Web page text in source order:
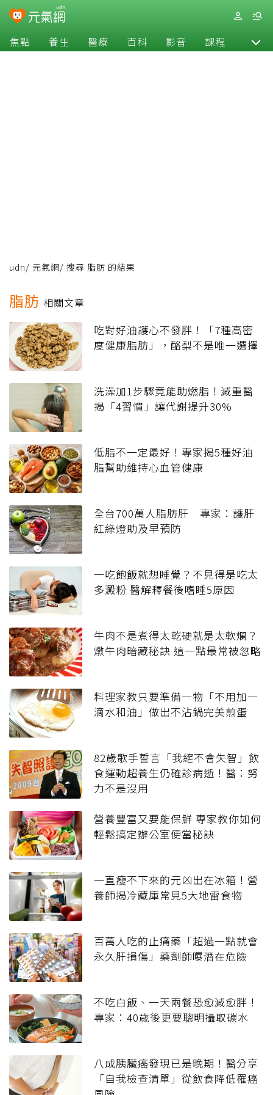
焦點 養生 醫療 百科 影音 課程 退休
udn/ 元氣網/ 搜尋 脂肪 的結果
脂肪 相關文章
吃對好油護心不發胖！「7種高密
度健康脂肪」，酪梨不是唯一選擇
洗澡加1步驟竟能助燃脂！減重醫
揭「4習慣」讓代謝提升30%
低脂不一定最好！專家揭5種好油
脂幫助維持心血管健康
全台700萬人脂肪肝 專家：護肝
紅綠燈助及早預防
一吃飽飯就想睡覺？不見得是吃太
多澱粉 醫解釋餐後嗜睡5原因
牛肉不是煮得太乾硬就是太軟爛？
燉牛肉暗藏秘訣 這一點最常被忽略
料理家教只要準備一物「不用加一
滴水和油」做出不沾鍋完美煎蛋
82歲歌手誓言「我絕不會失智」飲
食運動超養生仍確診病逝！醫：努
力不是沒用
營養豐富又要能保鮮 專家教你如何
輕鬆搞定辦公室便當秘訣
一直瘦不下來的元凶出在冰箱！營
養師揭冷藏庫常見5大地雷食物
百萬人吃的止痛藥「超過一點就會
永久肝損傷」藥劑師曝潛在危險
不吃白飯、一天兩餐恐愈減愈胖！
專家：40歲後更要聰明攝取碳水
八成胰臟癌發現已是晚期！醫分享
「自我檢查清單」從飲食降低罹癌